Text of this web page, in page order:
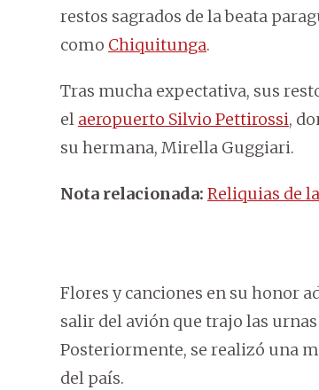
restos sagrados de la beata
como Chiquitunga.
Tras mucha expectativa, sus
el aeropuerto Silvio Pettirossi,
su hermana, Mirella Guggiari.
Nota relacionada: Reliquias de
Flores y canciones en su honor
salir del avión que trajo las
Posteriormente, se realizó una
del país.